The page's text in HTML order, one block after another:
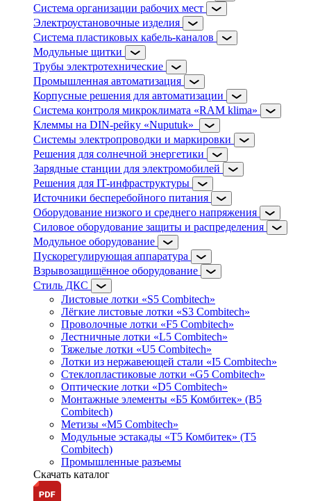
Система организации рабочих мест
Электроустановочные изделия
Система пластиковых кабель-каналов
Модульные щитки
Трубы электротехнические
Промышленная автоматизация
Корпусные решения для автоматизации
Система контроля микроклимата «RAM klima»
Клеммы на DIN-рейку «Nuputuk»
Системы электропроводки и маркировки
Решения для солнечной энергетики
Зарядные станции для электромобилей
Решения для IT-инфраструктуры
Источники бесперебойного питания
Оборудование низкого и среднего напряжения
Силовое оборудование защиты и распределения
Модульное оборудование
Пускорегулирующая аппаратура
Взрывозащищённое оборудование
Стиль ДКС
Листовые лотки «S5 Combitech»
Лёгкие листовые лотки «S3 Combitech»
Проволочные лотки «F5 Combitech»
Лестничные лотки «L5 Combitech»
Тяжелые лотки «U5 Combitech»
Лотки из нержавеющей стали «I5 Combitech»
Стеклопластиковые лотки «G5 Combitech»
Оптические лотки «D5 Combitech»
Монтажные элементы «Б5 Комбитек» (B5
Combitech)
Метизы «M5 Combitech»
Модульные эстакады «Т5 Комбитек» (T5
Combitech)
Промышленные разъемы
Скачать каталог